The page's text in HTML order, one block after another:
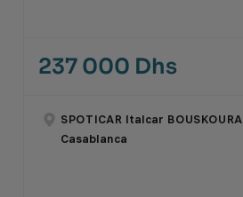
237 000 Dhs
SPOTICAR Italcar BOUSKOURA
Casablanca